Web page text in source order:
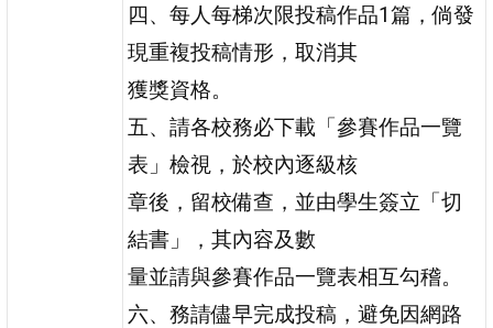
四、每人每梯次限投稿作品1篇，倘發
現重複投稿情形，取消其
獲獎資格。
五、請各校務必下載「參賽作品一覽
表」檢視，於校內逐級核
章後，留校備查，並由學生簽立「切
結書」，其內容及數
量並請與參賽作品一覽表相互勾稽。
六、務請儘早完成投稿，避免因網路